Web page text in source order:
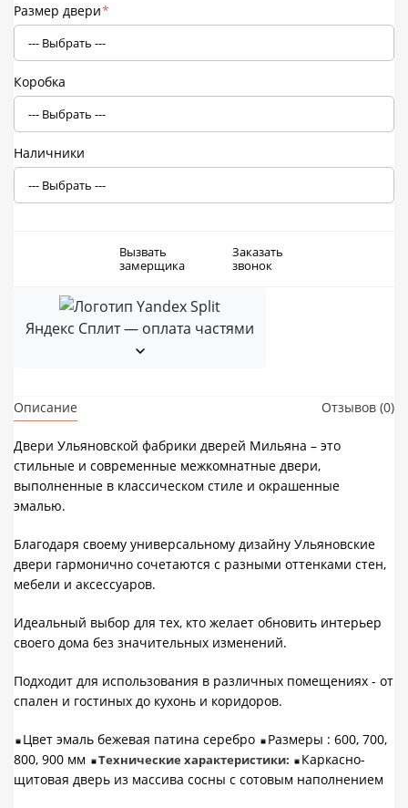
Размер двери*
Коробка
Наличники
Вызвать
замерщика
Заказать
звонок
Яндекс Сплит — оплата частями
Описание Отзывов (0)
Двери Ульяновской фабрики дверей Мильяна – это
стильные и современные межкомнатные двери,
выполненные в классическом стиле и окрашенные
эмалью.
Благодаря своему универсальному дизайну Ульяновские
двери гармонично сочетаются с разными оттенками стен,
мебели и аксессуаров.
Идеальный выбор для тех, кто желает обновить интерьер
своего дома без значительных изменений.
Подходит для использования в различных помещениях - от
спален и гостиных до кухонь и коридоров.
Цвет эмаль бежевая патина серебро
Размеры : 600, 700,
800, 900 мм
Технические характеристики:
Каркасно-
щитовая дверь из массива сосны с сотовым наполнением